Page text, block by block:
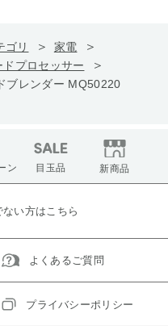
ゴリ
家電
ドプロセッサー
ブレンダー MQ50220
ン 目玉品 新商品
い方はこちら
よくあるご質問
プライバシーポリシー